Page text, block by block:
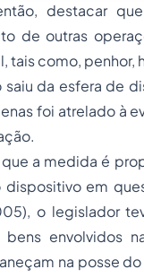
destacar
de outras
tais como, penhor,
saiu da esfera de
foi atrelado à
a medida é
em
o legislador
envolvidos
na posse